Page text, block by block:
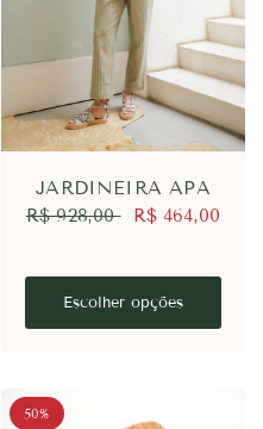
JARDINEIRA APA
R$ 928,00 R$ 464,00
Escolher opções
50%